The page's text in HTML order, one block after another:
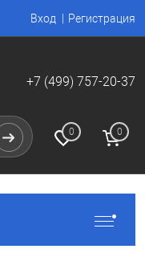
Вход Регистрация
+7 (499) 757-20-37
0 0